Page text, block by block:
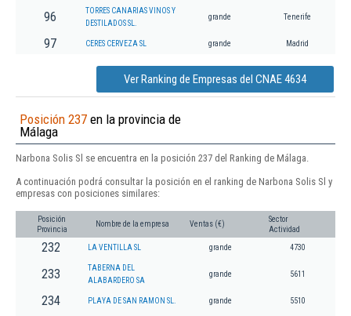
96
TORRES CANARIAS VINOS Y
DESTILADOS SL.
grande Tenerife
97 CERES CERVEZA SL grande Madrid
Ver Ranking de Empresas del CNAE 4634
Posición 237 en la provincia de
Málaga
Narbona Solis Sl se encuentra en la posición 237 del Ranking de Málaga.
A continuación podrá consultar la posición en el ranking de Narbona Solis Sl y
empresas con posiciones similares:
Posición
Provincia
Nombre de la empresa Ventas (€)
Sector
Actividad
232 LA VENTILLA SL grande 4730
233
TABERNA DEL
ALABARDERO SA
grande 5611
234 PLAYA DE SAN RAMON SL. grande 5510